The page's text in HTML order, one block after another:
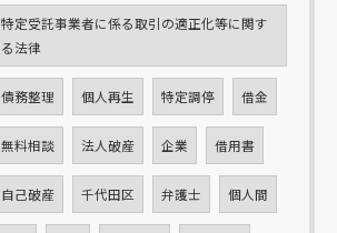
特定受託事業者に係る取引の適正化等に関す
る法律
債務整理 個人再生 特定調停 借金
無料相談 法人破産 企業 借用書
自己破産 千代田区 弁護士 個人間